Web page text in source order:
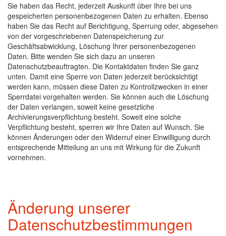
Sie haben das Recht, jederzeit Auskunft über Ihre bei uns
gespeicherten personenbezogenen Daten zu erhalten. Ebenso
haben Sie das Recht auf Berichtigung, Sperrung oder, abgesehen
von der vorgeschriebenen Datenspeicherung zur
Geschäftsabwicklung, Löschung Ihrer personenbezogenen
Daten. Bitte wenden Sie sich dazu an unseren
Datenschutzbeauftragten. Die Kontaktdaten finden Sie ganz
unten. Damit eine Sperre von Daten jederzeit berücksichtigt
werden kann, müssen diese Daten zu Kontrollzwecken in einer
Sperrdatei vorgehalten werden. Sie können auch die Löschung
der Daten verlangen, soweit keine gesetzliche
Archivierungsverpflichtung besteht. Soweit eine solche
Verpflichtung besteht, sperren wir Ihre Daten auf Wunsch. Sie
können Änderungen oder den Widerruf einer Einwilligung durch
entsprechende Mitteilung an uns mit Wirkung für die Zukunft
vornehmen.
Änderung unserer
Datenschutzbestimmungen